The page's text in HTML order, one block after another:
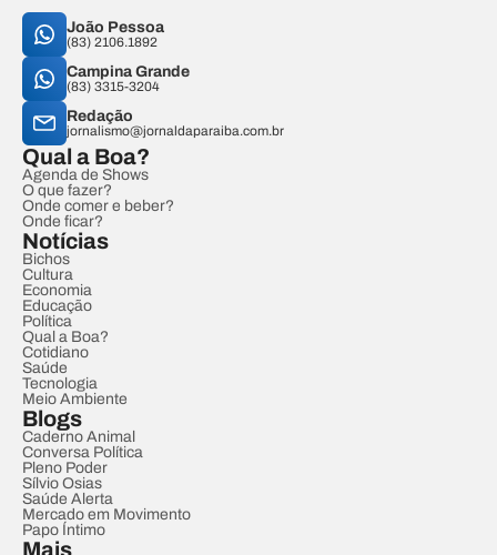
João Pessoa
(83) 2106.1892
Campina Grande
(83) 3315-3204
Redação
jornalismo@jornaldaparaiba.com.br
Qual a Boa?
Agenda de Shows
O que fazer?
Onde comer e beber?
Onde ficar?
Notícias
Bichos
Cultura
Economia
Educação
Política
Qual a Boa?
Cotidiano
Saúde
Tecnologia
Meio Ambiente
Blogs
Caderno Animal
Conversa Política
Pleno Poder
Sílvio Osias
Saúde Alerta
Mercado em Movimento
Papo Íntimo
Mais